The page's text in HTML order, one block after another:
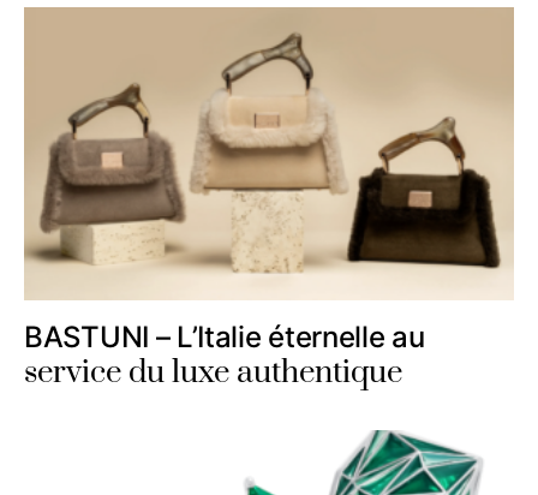
BASTUNI – L’Italie éternelle au
service du luxe authentique